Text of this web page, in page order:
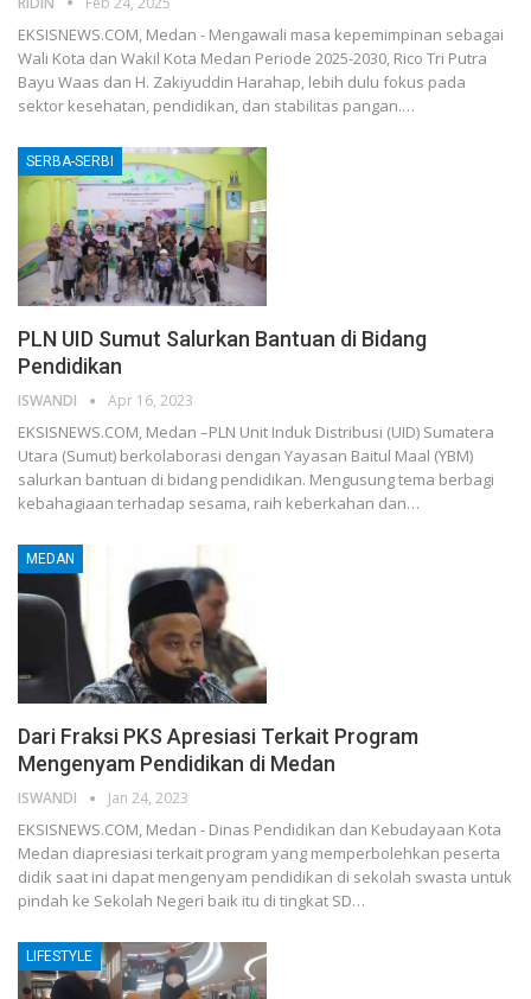
EKSISNEWS.COM, Medan - Mengawali masa kepemimpinan sebagai
Wali Kota dan Wakil Kota Medan Periode 2025-2030, Rico Tri Putra
Bayu Waas dan H. Zakiyuddin Harahap, lebih dulu fokus pada
sektor kesehatan, pendidikan, dan stabilitas pangan.…
SERBA-SERBI
PLN UID Sumut Salurkan Bantuan di Bidang
Pendidikan
ISWANDI Apr 16, 2023
EKSISNEWS.COM, Medan –PLN Unit Induk Distribusi (UID) Sumatera
Utara (Sumut) berkolaborasi dengan Yayasan Baitul Maal (YBM)
salurkan bantuan di bidang pendidikan. Mengusung tema berbagi
kebahagiaan terhadap sesama, raih keberkahan dan…
MEDAN
Dari Fraksi PKS Apresiasi Terkait Program
Mengenyam Pendidikan di Medan
ISWANDI Jan 24, 2023
EKSISNEWS.COM, Medan - Dinas Pendidikan dan Kebudayaan Kota
Medan diapresiasi terkait program yang memperbolehkan peserta
didik saat ini dapat mengenyam pendidikan di sekolah swasta untuk
pindah ke Sekolah Negeri baik itu di tingkat SD…
LIFESTYLE